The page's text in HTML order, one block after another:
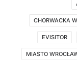
CHORWACKA
EVISITOR
MIASTO